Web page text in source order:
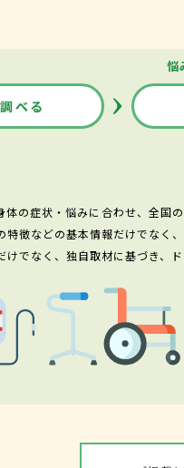
悩
べる
体の症状・悩みに合わせ、全国
徴などの基本情報だけでなく
けでなく、独自取材に基づき、